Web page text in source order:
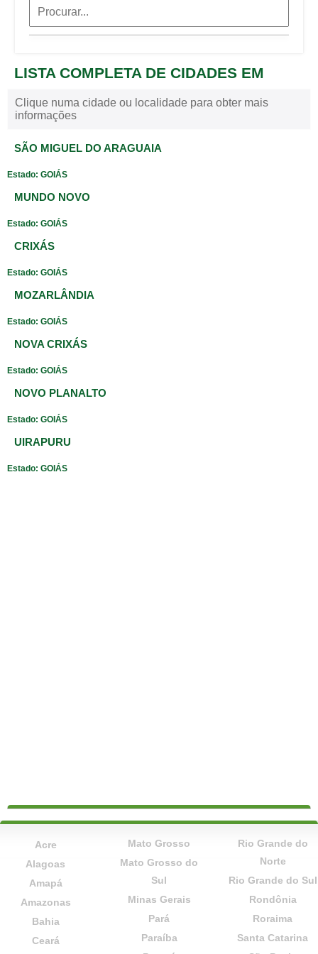
LISTA COMPLETA DE CIDADES EM
Clique numa cidade ou localidade para obter mais
informações
SÃO MIGUEL DO ARAGUAIA
Estado: GOIÁS
MUNDO NOVO
Estado: GOIÁS
CRIXÁS
Estado: GOIÁS
MOZARLÂNDIA
Estado: GOIÁS
NOVA CRIXÁS
Estado: GOIÁS
NOVO PLANALTO
Estado: GOIÁS
UIRAPURU
Estado: GOIÁS
Acre
Alagoas
Amapá
Amazonas
Bahia
Ceará
Mato Grosso
Mato Grosso do
Sul
Minas Gerais
Pará
Paraíba
Rio Grande do
Norte
Rio Grande do Sul
Rondônia
Roraima
Santa Catarina